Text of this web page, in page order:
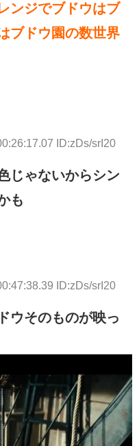
ンジでブドウはブ
ブドウ園の数世界
ID:zDs/srI20
じゃないからシン
も
ID:zDs/srI20
ウそのものが映っ